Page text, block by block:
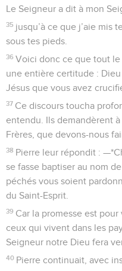
Le Seigneur a dit à mon
35 jusqu’à ce que j’aie mis
sous tes pieds.
36 Voici donc ce que tout le
une entière certitude :
Jésus que vous avez
37 Ce discours toucha
entendu. Ils demandèrent
Frères, que devons-nous
38 Pierre leur répondit :
se fasse baptiser au nom
péchés vous soient
du Saint-Esprit.
39 Car la promesse est
ceux qui vivent dans les
Seigneur notre Dieu fera
40 Pierre continuait, avec